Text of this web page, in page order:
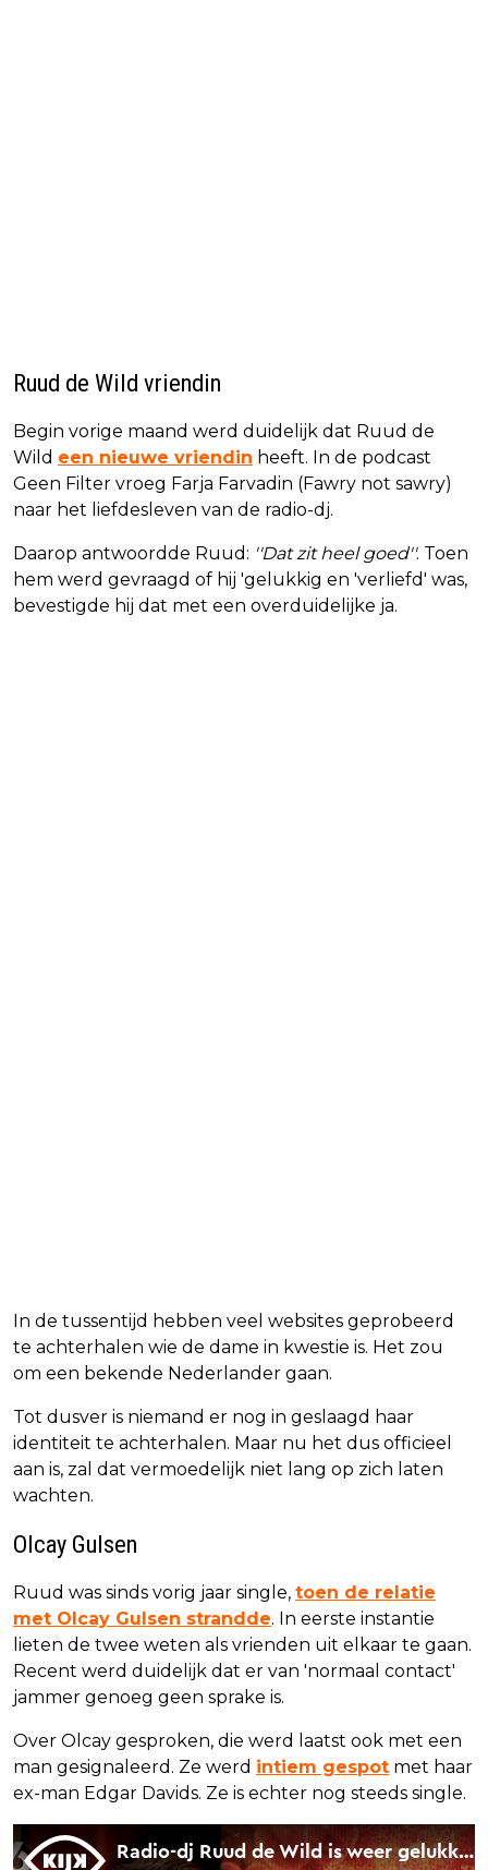
Ruud de Wild vriendin
Begin vorige maand werd duidelijk dat Ruud de
Wild een nieuwe vriendin heeft. In de podcast
Geen Filter vroeg Farja Farvadin (Fawry not sawry)
naar het liefdesleven van de radio-dj.
Daarop antwoordde Ruud: ''Dat zit heel goed''. Toen
hem werd gevraagd of hij 'gelukkig en 'verliefd' was,
bevestigde hij dat met een overduidelijke ja.
In de tussentijd hebben veel websites geprobeerd
te achterhalen wie de dame in kwestie is. Het zou
om een bekende Nederlander gaan.
Tot dusver is niemand er nog in geslaagd haar
identiteit te achterhalen. Maar nu het dus officieel
aan is, zal dat vermoedelijk niet lang op zich laten
wachten.
Olcay Gulsen
Ruud was sinds vorig jaar single, toen de relatie
met Olcay Gulsen strandde. In eerste instantie
lieten de twee weten als vrienden uit elkaar te gaan.
Recent werd duidelijk dat er van 'normaal contact'
jammer genoeg geen sprake is.
Over Olcay gesproken, die werd laatst ook met een
man gesignaleerd. Ze werd intiem gespot met haar
ex-man Edgar Davids. Ze is echter nog steeds single.